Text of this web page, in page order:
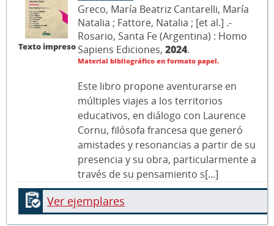
Texto impreso
Greco, María Beatriz Cantarelli, María
Natalia ; Fattore, Natalia ; [et al.] .-
Rosario, Santa Fe (Argentina) : Homo
Sapiens Ediciones, 2024.
Material bibliográfico en formato papel.
Este libro propone aventurarse en
múltiples viajes a los territorios
educativos, en diálogo con Laurence
Cornu, filósofa francesa que generó
amistades y resonancias a partir de su
presencia y su obra, particularmente a
través de su pensamiento s[...]
Ver ejemplares